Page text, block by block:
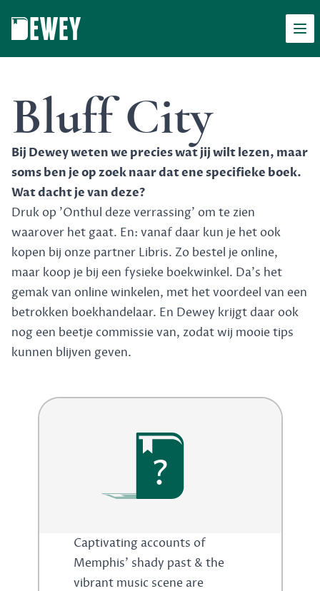
Bluff City
Bij Dewey weten we precies wat jij wilt lezen, maar
soms ben je op zoek naar dat ene specifieke boek.
Wat dacht je van deze?
Druk op 'Onthul deze verrassing' om te zien
waarover het gaat. En: vanaf daar kun je het ook
kopen bij onze partner Libris. Zo bestel je online,
maar koop je bij een fysieke boekwinkel. Da's het
gemak van online winkelen, met het voordeel van een
betrokken boekhandelaar. En Dewey krijgt daar ook
nog een beetje commissie van, zodat wij mooie tips
kunnen blijven geven.
?
Captivating accounts of
Memphis' shady past & the
vibrant music scene are